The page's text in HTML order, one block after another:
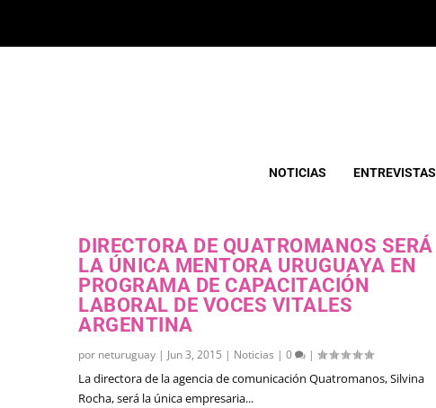
NOTICIAS ENTREVISTAS
DIRECTORA DE QUATROMANOS SERÁ
LA ÚNICA MENTORA URUGUAYA EN
PROGRAMA DE CAPACITACIÓN
LABORAL DE VOCES VITALES
ARGENTINA
por neturuguay | Jun 3, 2015 | Noticias |0 |
La directora de la agencia de comunicación Quatromanos, Silvina
Rocha, será la única empresaria...